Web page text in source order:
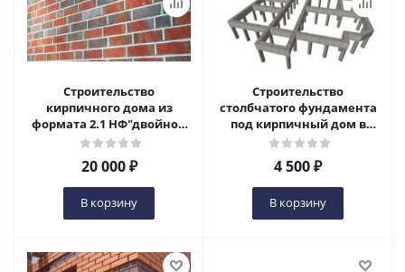
Строительство
кирпичного дома из
формата 2.1 НФ"двойной
кирпич" + облицовка в
Ульяновске
20 000₽
В корзину
Строительство
столбчатого фундамента
под кирпичный дом в
Ульяновске
4 500₽
В корзину